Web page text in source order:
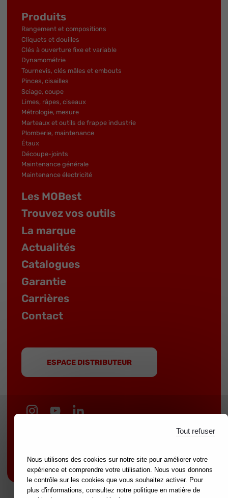
Produits
Rangement et compositions
Cliquets et douilles
Clés à ouverture fixe et variable
Dynamométrie
Tournevis, clés mâles et embouts
Pinces, cisailles
Sciage, coupe
Limes, râpes, ciseaux
Métrologie, mesure
Marteaux et outils de frappe industrie
Plomberie, maintenance
Étaux
Découpe-joints
Maintenance générale
Maintenance électricité
Les MOBest
Trouvez vos outils
La marque
Actualités
Catalogues
Garantie
Carrières
Contact
ESPACE DISTRIBUTEUR
NOVALIA|
Mentions légales
Nous utilisons des cookies sur notre site pour améliorer votre
expérience et comprendre votre utilisation. Nous vous donnons
le contrôle sur les cookies que vous souhaitez activer. Pour
plus d'informations, consultez notre politique en matière de
Tout refuser